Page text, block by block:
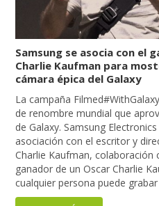
Samsung se asocia con el
Charlie Kaufman para
cámara épica del Galaxy
La campaña
de renombre mundial que
de Galaxy. Samsung
asociación con el escritor y
Charlie Kaufman,
ganador de un Oscar Charlie
cualquier persona puede